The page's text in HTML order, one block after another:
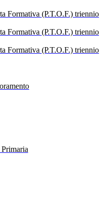
Formativa (P.T.O.F.) triennio
Formativa (P.T.O.F.) triennio
Formativa (P.T.O.F.) triennio